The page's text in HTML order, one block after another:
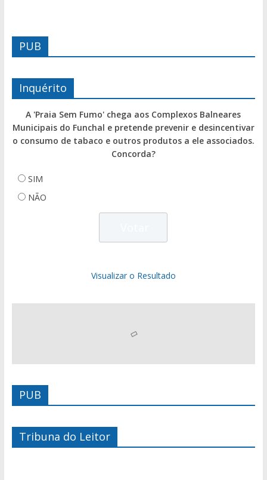
PUB
Inquérito
A 'Praia Sem Fumo' chega aos Complexos Balneares
Municipais do Funchal e pretende prevenir e desincentivar
o consumo de tabaco e outros produtos a ele associados.
Concorda?
SIM
NÃO
Visualizar o Resultado
PUB
Tribuna do Leitor